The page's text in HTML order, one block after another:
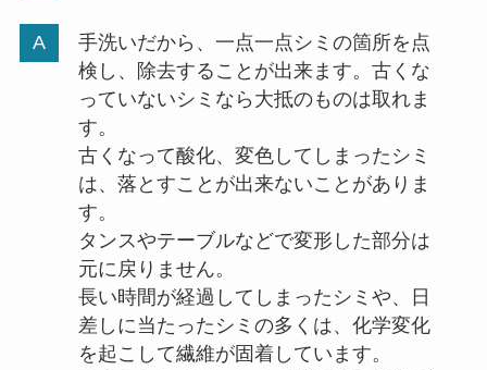
手洗いだから、一点一点シミの箇所を点
検し、除去することが出来ます。古くな
っていないシミなら大抵のものは取れま
す。
古くなって酸化、変色してしまったシミ
は、落とすことが出来ないことがありま
す。
タンスやテーブルなどで変形した部分は
元に戻りません。
長い時間が経過してしまったシミや、日
差しに当たったシミの多くは、化学変化
を起こして繊維が固着しています。